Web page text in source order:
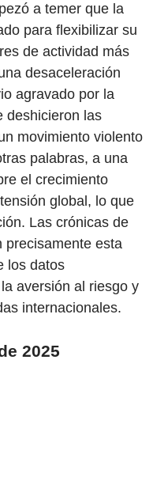
a temer que la
para flexibilizar su
de actividad más
desaceleración
agravado por la
deshicieron las
movimiento violento
palabras, a una
el crecimiento
global, lo que
Las crónicas de
precisamente esta
los datos
aversión al riesgo y
internacionales.
2025